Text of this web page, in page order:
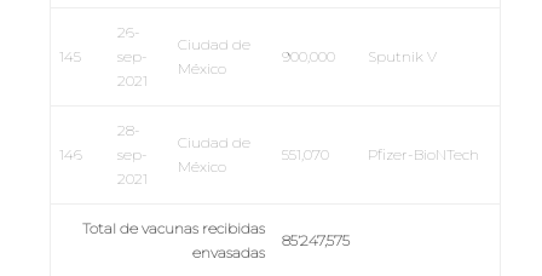
145
26-
sep-
2021
Ciudad de
México
900,000 Sputnik V
146
28-
sep-
2021
Ciudad de
México
551,070 Pfizer-BioNTech
Total de vacunas recibidas
envasadas
85’247,575